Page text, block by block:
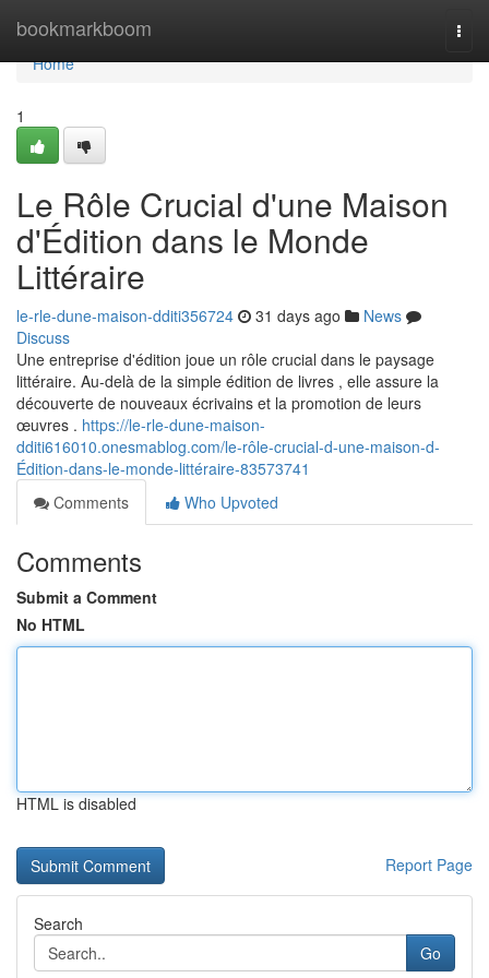
bookmarkboom
Home
Home
1
Le Rôle Crucial d'une Maison
d'Édition dans le Monde
Littéraire
le-rle-dune-maison-dditi356724 31 days ago
News
Discuss
Une entreprise d'édition joue un rôle crucial dans le paysage
littéraire. Au-delà de la simple édition de livres , elle assure la
découverte de nouveaux écrivains et la promotion de leurs
œuvres . https://le-rle-dune-maison-
dditi616010.onesmablog.com/le-rôle-crucial-d-une-maison-d-
Édition-dans-le-monde-littéraire-83573741
Comments
Who Upvoted
Comments
Submit a Comment
No HTML
HTML is disabled
Report Page
Search
Go